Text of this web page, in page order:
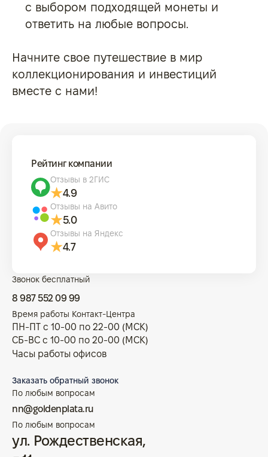
с выбором подходящей монеты и
ответить на любые вопросы.
Начните свое путешествие в мир
коллекционирования и инвестиций
вместе с нами!
Рейтинг компании
Отзывы в 2ГИС
4.9
Отзывы на Авито
5.0
Отзывы на Яндекс
4.7
Звонок бесплатный
8 987 552 09 99
Время работы Контакт-Центра
ПН-ПТ с 10-00 по 22-00 (МСК)
СБ-ВС с 10-00 по 20-00 (МСК)
Часы работы офисов
Заказать обратный звонок
По любым вопросам
nn@goldenplata.ru
По любым вопросам
ул. Рождественская,